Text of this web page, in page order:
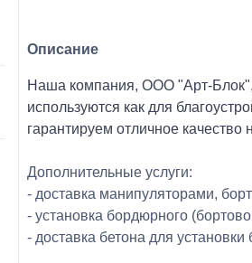
Описание
Наша компания, ООО "Арт-Блок",
используются как для
гарантируем отличное
Дополнительные услуги:
- доставка манипуляторами,
- установка бордюрного
- доставка бетона для